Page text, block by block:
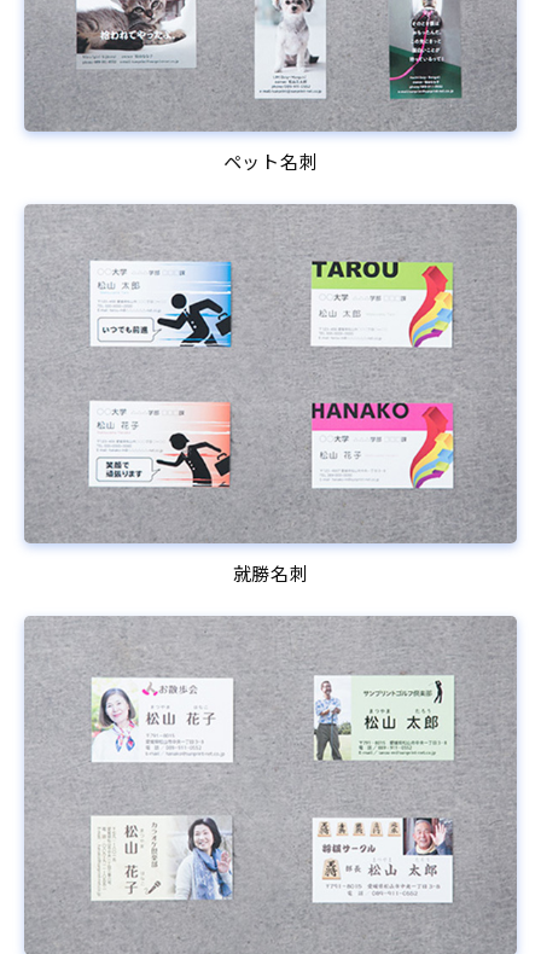
ペット名刺
就勝名刺